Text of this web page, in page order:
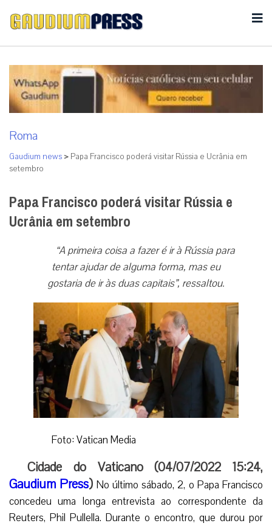
Roma
Gaudium news > Papa Francisco poderá visitar Rússia e Ucrânia em
setembro
Papa Francisco poderá visitar Rússia e
Ucrânia em setembro
“A primeira coisa a fazer é ir à Rússia para
tentar ajudar de alguma forma, mas eu
gostaria de ir às duas capitais”, ressaltou.
Foto: Vatican Media
Cidade do Vaticano (04/07/2022 15:24,
Gaudium Press) No último sábado, 2, o Papa Francisco
concedeu uma longa entrevista ao correspondente da
Reuters, Phil Pullella. Durante o encontro, que durou por